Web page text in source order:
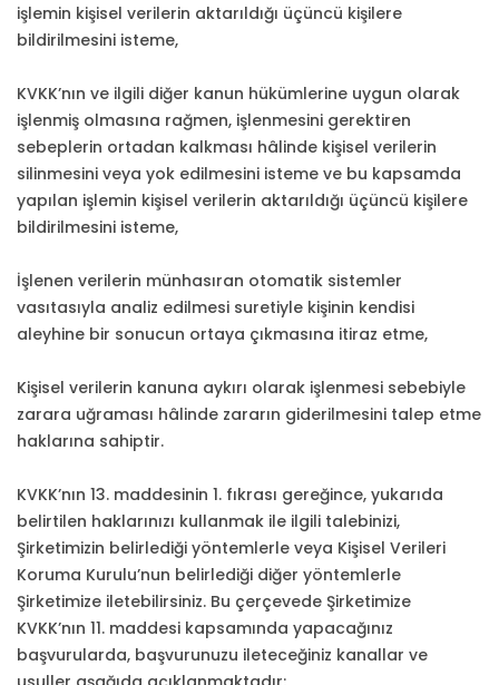
işlemin kişisel verilerin aktarıldığı üçüncü kişilere
bildirilmesini isteme,
KVKK’nın ve ilgili diğer kanun hükümlerine uygun olarak
işlenmiş olmasına rağmen, işlenmesini gerektiren
sebeplerin ortadan kalkması hâlinde kişisel verilerin
silinmesini veya yok edilmesini isteme ve bu kapsamda
yapılan işlemin kişisel verilerin aktarıldığı üçüncü kişilere
bildirilmesini isteme,
İşlenen verilerin münhasıran otomatik sistemler
vasıtasıyla analiz edilmesi suretiyle kişinin kendisi
aleyhine bir sonucun ortaya çıkmasına itiraz etme,
Kişisel verilerin kanuna aykırı olarak işlenmesi sebebiyle
zarara uğraması hâlinde zararın giderilmesini talep etme
haklarına sahiptir.
KVKK’nın 13. maddesinin 1. fıkrası gereğince, yukarıda
belirtilen haklarınızı kullanmak ile ilgili talebinizi,
Şirketimizin belirlediği yöntemlerle veya Kişisel Verileri
Koruma Kurulu’nun belirlediği diğer yöntemlerle
Şirketimize iletebilirsiniz. Bu çerçevede Şirketimize
KVKK’nın 11. maddesi kapsamında yapacağınız
başvurularda, başvurunuzu ileteceğiniz kanallar ve